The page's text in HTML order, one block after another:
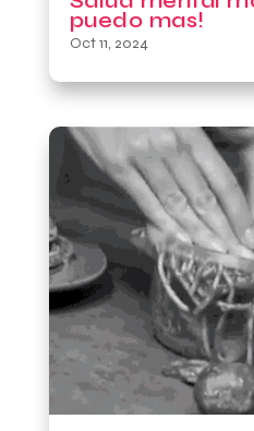
puedo mas!
Oct 11, 2024